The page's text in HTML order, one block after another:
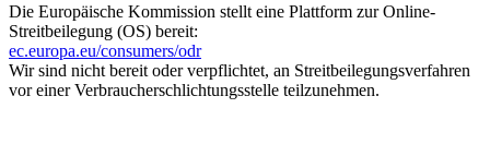
Die Europäische Kommission stellt eine Plattform zur Online-
Streitbeilegung (OS) bereit:
ec.europa.eu/consumers/odr
Wir sind nicht bereit oder verpflichtet, an Streitbeilegungsverfahren
vor einer Verbraucherschlichtungsstelle teilzunehmen.